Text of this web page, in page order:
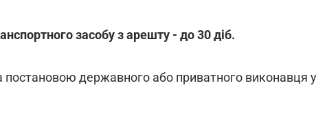
засобу з арешту - до 30 діб.
постановою державного або приватного виконавця у